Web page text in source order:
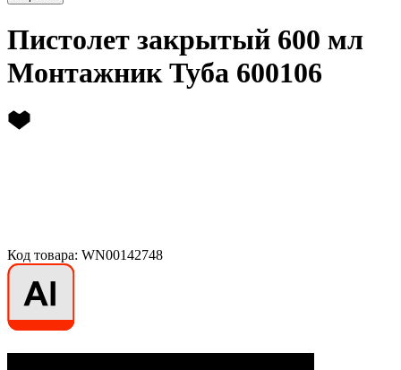
Пистолет закрытый 600 мл
Монтажник Туба 600106
Код товара: WN00142748